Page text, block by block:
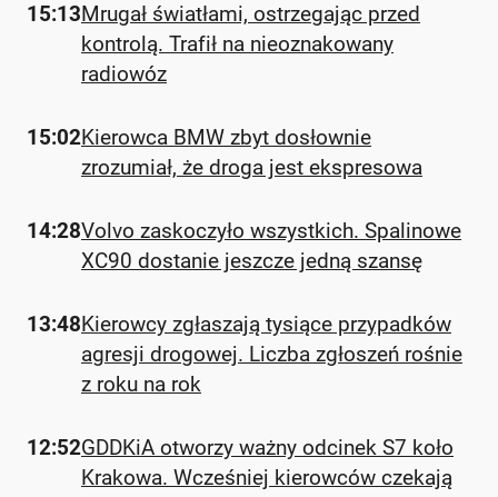
15:13Mrugał światłami, ostrzegając przed
kontrolą. Trafił na nieoznakowany
radiowóz
15:02Kierowca BMW zbyt dosłownie
zrozumiał, że droga jest ekspresowa
14:28Volvo zaskoczyło wszystkich. Spalinowe
XC90 dostanie jeszcze jedną szansę
13:48Kierowcy zgłaszają tysiące przypadków
agresji drogowej. Liczba zgłoszeń rośnie
z roku na rok
12:52GDDKiA otworzy ważny odcinek S7 koło
Krakowa. Wcześniej kierowców czekają